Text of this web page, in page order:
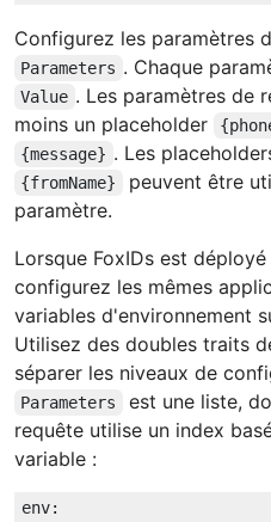
Configurez les paramètres
Parameters . Chaque
Value . Les paramètres de
moins un placeholder
{message} . Les
{fromName}
peuvent être
paramètre.
Lorsque FoxIDs est
configurez les mêmes
variables d'environnement
Utilisez des doubles traits
séparer les niveaux de
Parameters
est une liste,
requête utilise un index
variable :
env: